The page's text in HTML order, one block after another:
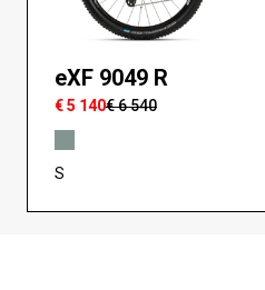
eXF 9049 R
€ 5 140€ 6 540
S